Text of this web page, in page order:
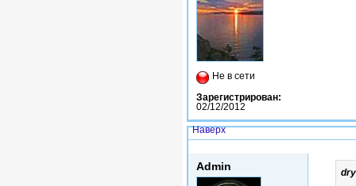
Не в сети
Зарегистрирован:
02/12/2012
Наверх
Admin